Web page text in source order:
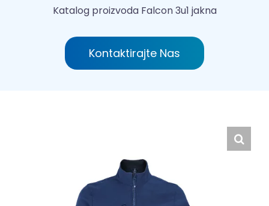
Katalog proizvoda Falcon 3u1 jakna
Kontaktirajte Nas